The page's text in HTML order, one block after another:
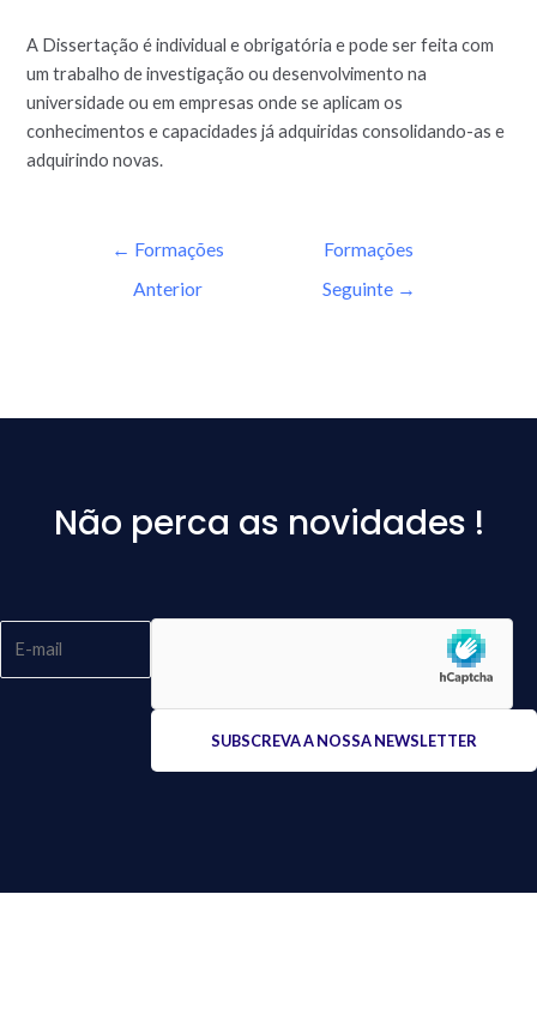
A Dissertação é individual e obrigatória e pode ser feita com
um trabalho de investigação ou desenvolvimento na
universidade ou em empresas onde se aplicam os
conhecimentos e capacidades já adquiridas consolidando-as e
adquirindo novas.
← Formações
Anterior
Formações
Seguinte →
Não perca as novidades !